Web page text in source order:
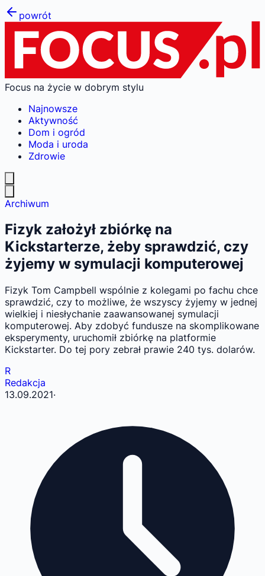
powrót
Focus na życie w dobrym stylu
Najnowsze
Aktywność
Dom i ogród
Moda i uroda
Zdrowie
Archiwum
Fizyk założył zbiórkę na
Kickstarterze, żeby sprawdzić, czy
żyjemy w symulacji komputerowej
Fizyk Tom Campbell wspólnie z kolegami po fachu chce
sprawdzić, czy to możliwe, że wszyscy żyjemy w jednej
wielkiej i niesłychanie zaawansowanej symulacji
komputerowej. Aby zdobyć fundusze na skomplikowane
eksperymenty, uruchomił zbiórkę na platformie
Kickstarter. Do tej pory zebrał prawie 240 tys. dolarów.
R
Redakcja
13.09.2021·